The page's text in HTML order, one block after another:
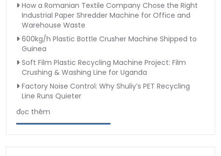
How a Romanian Textile Company Chose the Right
Industrial Paper Shredder Machine for Office and
Warehouse Waste
600kg/h Plastic Bottle Crusher Machine Shipped to
Guinea
Soft Film Plastic Recycling Machine Project: Film
Crushing & Washing Line for Uganda
Factory Noise Control: Why Shuliy’s PET Recycling
Line Runs Quieter
đọc thêm